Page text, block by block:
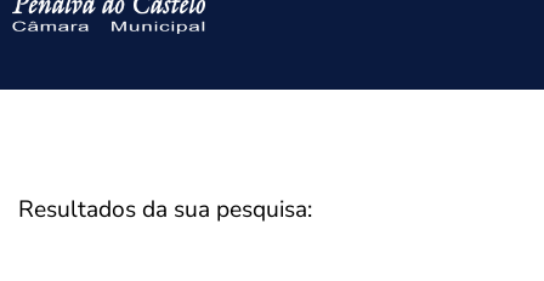
Resultados da sua pesquisa: